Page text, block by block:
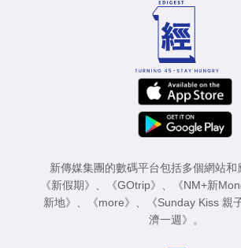
新傳媒集團的數碼平台包括多個網站和
《新假期》
《GOtrip》 《NM+新
新地》
《more》 《Sunday Kiss 親
濟一週》
。